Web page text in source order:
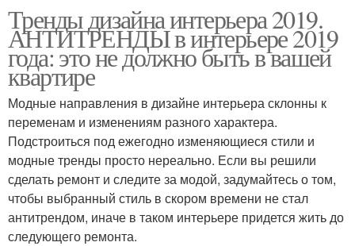
Тренды дизайна интерьера 2019.
АНТИТРЕНДЫ в интерьере 2019
года: это не должно быть в вашей
квартире
Модные направления в дизайне интерьера склонны к
переменам и изменениям разного характера.
Подстроиться под ежегодно изменяющиеся стили и
модные тренды просто нереально. Если вы решили
сделать ремонт и следите за модой, задумайтесь о том,
чтобы выбранный стиль в скором времени не стал
антитрендом, иначе в таком интерьере придется жить до
следующего ремонта.